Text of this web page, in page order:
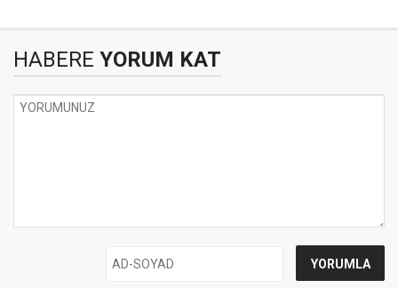
HABERE YORUM KAT